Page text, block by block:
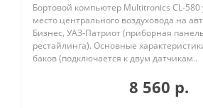
Бортовой компьютер Multitronics CL-580
место центрального воздуховода на
Бизнес, УАЗ-Патриот (приборная
рестайлинга). Основные
баков (подключается к двум датчикам..
8 560 р.